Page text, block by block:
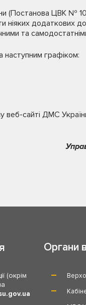
(Постанова ЦВК №
ніяких додаткових
та
наступним графіком:
веб-сайті ДМС
(окрім
Органи